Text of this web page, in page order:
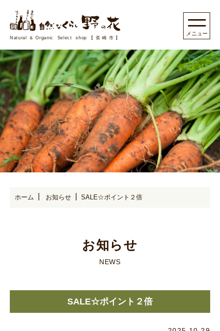
Natural＆Organic Select shop【長崎市】
ホーム お知らせ SALE☆ポイント２倍
お知らせ
NEWS
SALE☆ポイント２倍